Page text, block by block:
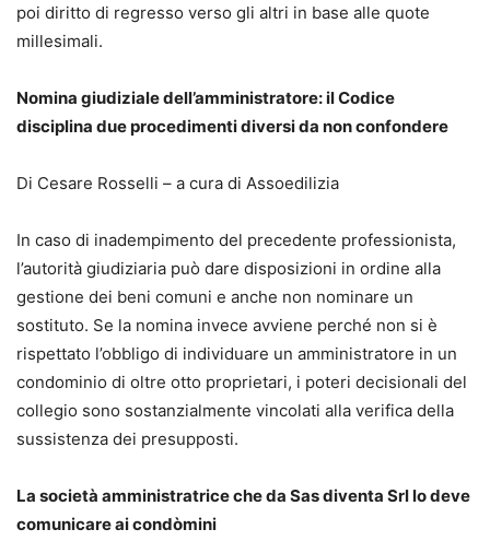
poi diritto di regresso verso gli altri in base alle quote
millesimali.
Nomina giudiziale dell’amministratore: il Codice
disciplina due procedimenti diversi da non confondere
Di Cesare Rosselli – a cura di Assoedilizia
In caso di inadempimento del precedente professionista,
l’autorità giudiziaria può dare disposizioni in ordine alla
gestione dei beni comuni e anche non nominare un
sostituto. Se la nomina invece avviene perché non si è
rispettato l’obbligo di individuare un amministratore in un
condominio di oltre otto proprietari, i poteri decisionali del
collegio sono sostanzialmente vincolati alla verifica della
sussistenza dei presupposti.
La società amministratrice che da Sas diventa Srl lo deve
comunicare ai condòmini